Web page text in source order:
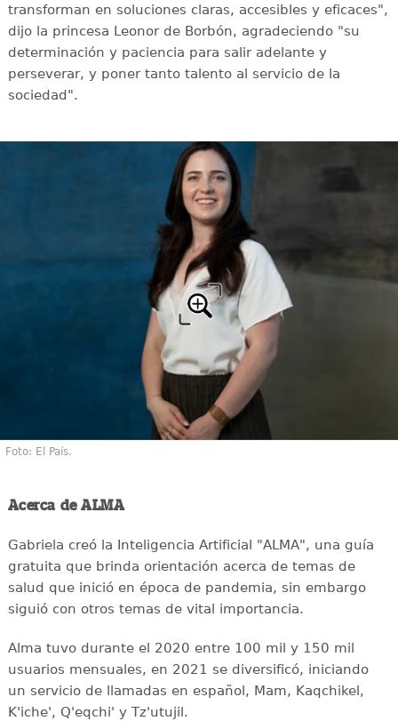
transforman en soluciones claras, accesibles y eficaces",
dijo la princesa Leonor de Borbón, agradeciendo "su
determinación y paciencia para salir adelante y
perseverar, y poner tanto talento al servicio de la
sociedad".
Foto: El País.
Acerca de ALMA
Gabriela creó la Inteligencia Artificial "ALMA", una guía
gratuita que brinda orientación acerca de temas de
salud que inició en época de pandemia, sin embargo
siguió con otros temas de vital importancia.
Alma tuvo durante el 2020 entre 100 mil y 150 mil
usuarios mensuales, en 2021 se diversificó, iniciando
un servicio de llamadas en español, Mam, Kaqchikel,
K'iche', Q'eqchi' y Tz'utujil.